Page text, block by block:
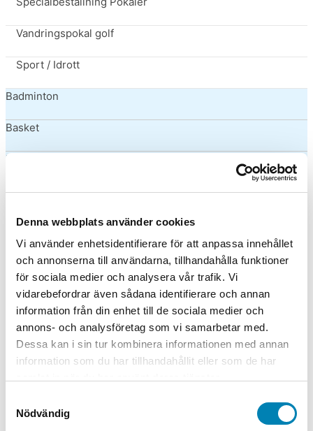
Denna webbplats använder cookies
Vi använder enhetsidentifierare för att anpassa innehållet
och annonserna till användarna, tillhandahålla funktioner
för sociala medier och analysera vår trafik. Vi
vidarebefordrar även sådana identifierare och annan
information från din enhet till de sociala medier och
annons- och analysföretag som vi samarbetar med.
Dessa kan i sin tur kombinera informationen med annan
information som du har tillhandahållit eller som de har
Nödvändig
Vandringspokal golf
Sport / Idrott
Badminton
Basket
Biljard
Bordtennis
Boule
Boxning
Bågskytte
Cykel
Dans
Dart